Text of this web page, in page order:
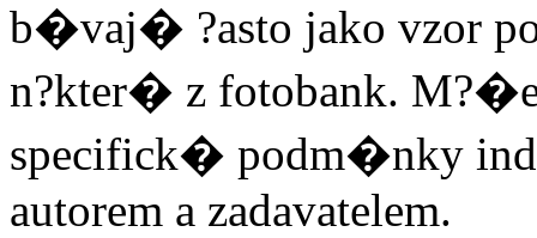
b�vaj� ?asto jako vzor
n?kter� z fotobank.
specifick� podm�nky
autorem a zadavatelem.